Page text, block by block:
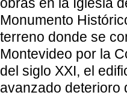
obras en la Iglesia
Monumento
terreno donde se
Montevideo por la
del siglo XXI, el
avanzado deterioro